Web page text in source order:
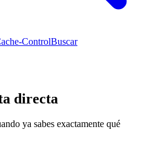
ControlBuscar
directa
ya sabes exactamente qué